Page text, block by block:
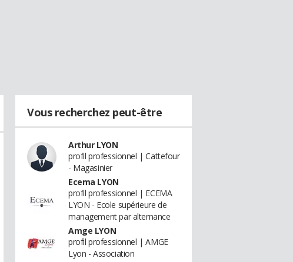
Vous recherchez peut-être
Arthur LYON
profil professionnel | Cattefour
- Magasinier
Ecema LYON
profil professionnel | ECEMA
LYON - Ecole supérieure de
management par alternance
Amge LYON
profil professionnel | AMGE
Lyon - Association